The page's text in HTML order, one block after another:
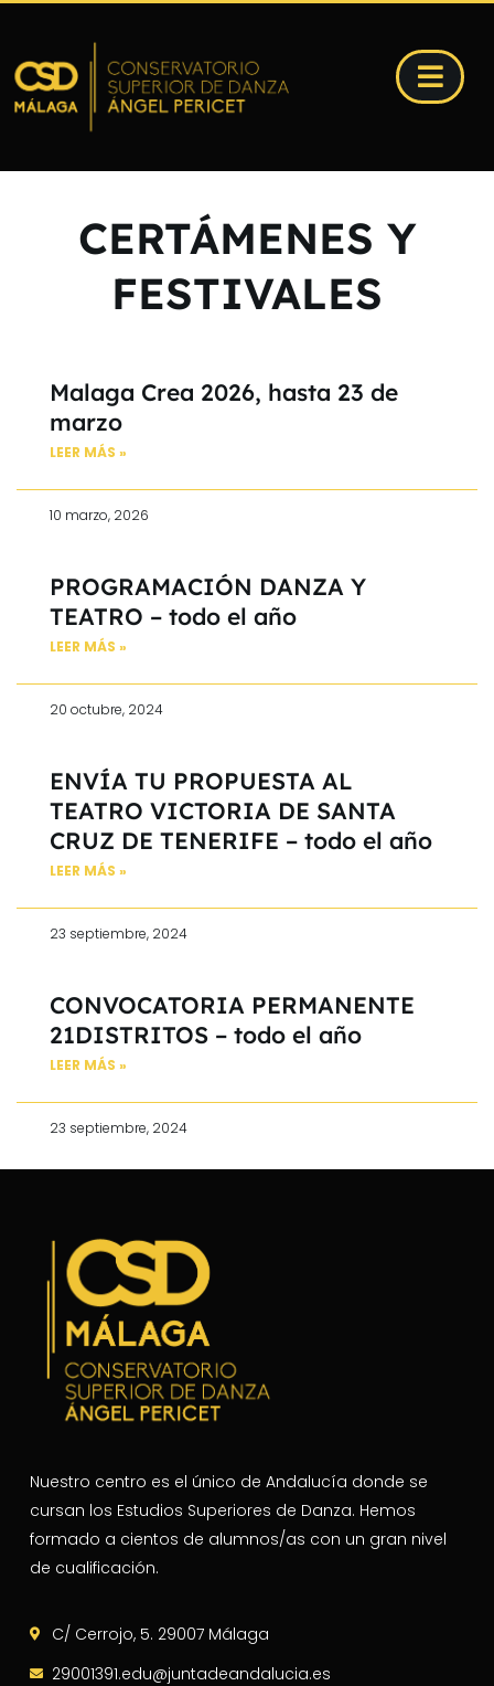
CERTÁMENES Y
FESTIVALES
Malaga Crea 2026, hasta 23 de
marzo
LEER MÁS »
10 marzo, 2026
PROGRAMACIÓN DANZA Y
TEATRO – todo el año
LEER MÁS »
20 octubre, 2024
ENVÍA TU PROPUESTA AL
TEATRO VICTORIA DE SANTA
CRUZ DE TENERIFE – todo el año
LEER MÁS »
23 septiembre, 2024
CONVOCATORIA PERMANENTE
21DISTRITOS – todo el año
LEER MÁS »
23 septiembre, 2024
Nuestro centro es el único de Andalucía donde se
cursan los Estudios Superiores de Danza. Hemos
formado a cientos de alumnos/as con un gran nivel
de cualificación.
C/ Cerrojo, 5. 29007 Málaga
29001391.edu@juntadeandalucia.es